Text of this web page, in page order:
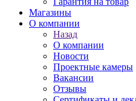
Магазины
О компании
Назад
О компании
Новости
Проектные камеры
Вакансии
Отзывы